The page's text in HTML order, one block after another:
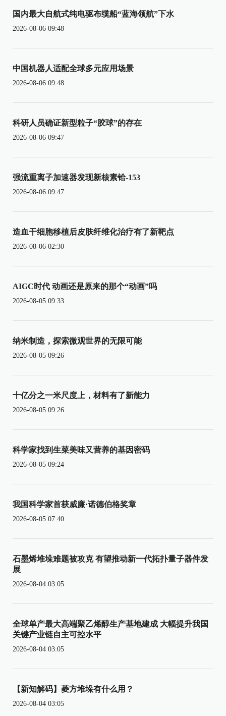
国内最大自航式纯电驱布缆船“蓝海领航”下水
2026-08-06 09:48
中国机器人适配全球多元应用场景
2026-08-06 09:48
科研人员确证新型粒子“胶球”的存在
2026-08-06 09:47
强流重离子加速器发现新核素铪-153
2026-08-06 09:47
造血干细胞移植后皮肤纤维化治疗有了新靶点
2026-08-06 02:30
AIGC时代 动画还是原来的那个“动画”吗
2026-08-05 09:33
纳米制造，探索微观世界的无限可能
2026-08-05 09:26
十亿分之一米尺度上，材料有了新能力
2026-08-05 09:26
科学家找到生菜美味又营养的基因密码
2026-08-05 09:24
我国科学家首获威廉·诺德伯格奖章
2026-08-05 07:40
石墨烯堆垛难题被攻克 有望推动新一代拓扑量子器件发
展
2026-08-04 03:05
全球单产最大高端聚乙烯醇生产基地建成 大幅提升我国
关键产业链自主可控水平
2026-08-04 03:05
【新知解码】菱方堆垛有什么用？
2026-08-04 03:05